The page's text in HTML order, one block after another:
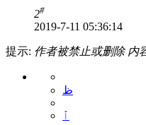
2#
2019-7-11 05:36:14
提示: 作者被禁止或删除 内
ظ
ٱ